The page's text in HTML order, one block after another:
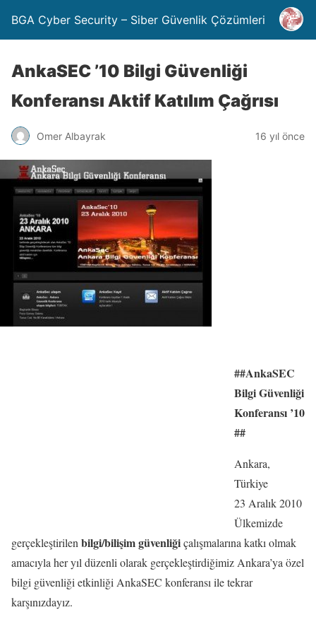
BGA Cyber Security – Siber Güvenlik Çözümleri
AnkaSEC ’10 Bilgi Güvenliği
Konferansı Aktif Katılım Çağrısı
Omer Albayrak 16 yıl önce
##AnkaSEC
Bilgi Güvenliği
Konferansı ’10
##
Ankara,
Türkiye
23 Aralık 2010
Ülkemizde
gerçekleştirilen bilgi/bilişim güvenliğiçalışmalarına katkı olmak
amacıyla her yıl düzenli olarak gerçekleştirdiğimiz Ankara’ya özel
bilgi güvenliği etkinliği AnkaSEC konferansı ile tekrar
karşınızdayız.